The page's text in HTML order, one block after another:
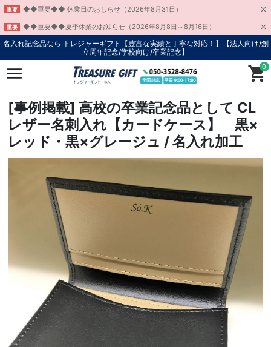
重要 ◆◆重要◆◆ 休業日のおしらせ（2026年8月31日）
重要
◆◆重要◆◆夏季休業のお知らせ（2026年8月8日～8月16日）
名入れ記念品なら トレジャーギフト【豊富な実績と丁寧な対応！】
【法人向け/創
立周年記念/学校向け/卒業記念】
0
[事例掲載] 高校の卒業記念品として CL
レザー名刺入れ【カードケース】 黒×
レッド・黒×グレージュ / 名入れ加工